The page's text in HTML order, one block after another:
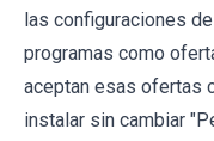
las configuraciones
programas como
aceptan esas ofertas
instalar sin cambiar